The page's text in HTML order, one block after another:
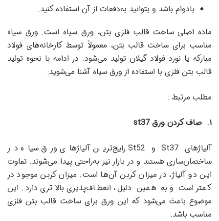
بادوام باشد و بتوانید به‌دفعات از آن استفاده کنید.
ماده اصلی ساخت قالب فلزی بتن، ورق سیاه است. ورق سیاه
مناسب برای ساخت قالب بتن، معمولاً توسط کارخانه‌های فولاد
مبارکه یا نورد فولاد گیلان تولید می‌شود. در ادامه با نحوه تولید
قالب بتن فلزی با استفاده از ورق سیاه آشنا می‌شوید:
مطلب مرتبط :
۱. صاف کردن ورقst37
آلیاژهای St37 و St52 رایج‌ترین آلیاژهای ورق سیاه در
ساختمان‌سازی هستند و در بازار نیز به‌راحتی پیدا می‌شوند. تفاوت
این دو آلیاژ، در میزان کربن آن‌ها است. میزان کربن موجود در
کمتر است و به همین دلیل، انعطاف‌پذیری بالاتری دارد. این
موضوع باعث می‌شود که این ورق برای ساخت قالب بتن فلزی
مناسب باشد.